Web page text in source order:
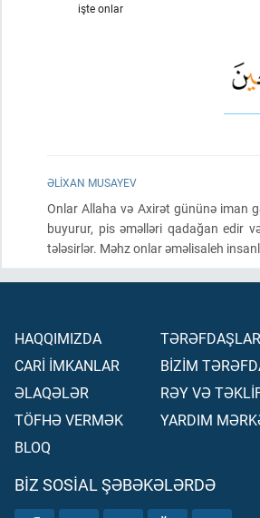
işte onlar
ƏLIXAN MUSAYEV
Onlar Allaha və Axirət gününə iman
buyurur, pis əməlləri qadağan edir
tələsirlər. Məhz onlar əməlisaleh
HAQQIMIZDA
CARİ İMKANLAR
ƏLAQƏLƏR
TÖFHƏ VERMƏK
BLOQ
BİZİM
RƏY VƏ
YARDIM
BIZ SOSIAL ŞƏBƏKƏLƏRDƏ